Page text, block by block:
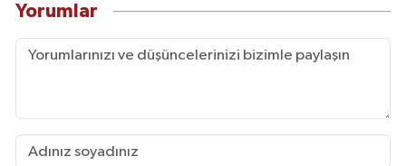
Yorumlar